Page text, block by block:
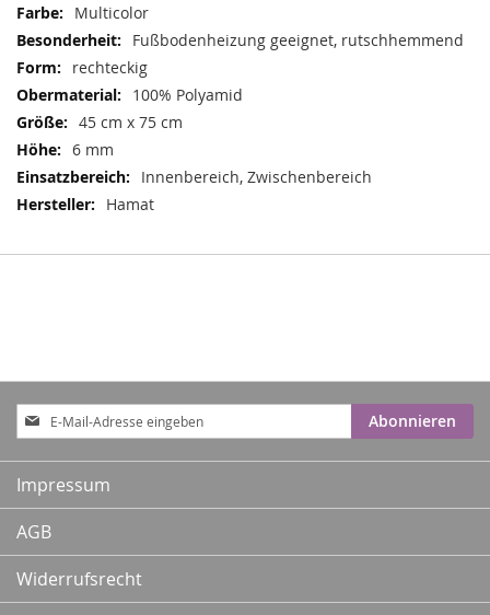
Mehr
Informationen
Multicolor
Fußbodenheizung geeignet, rutschhemmend
rechteckig
100% Polyamid
45 cm x 75 cm
6 mm
Innenbereich, Zwischenbereich
Hamat
Anmeldung
zum
Newsletter:
Abonnieren
Impressum
AGB
Widerrufsrecht